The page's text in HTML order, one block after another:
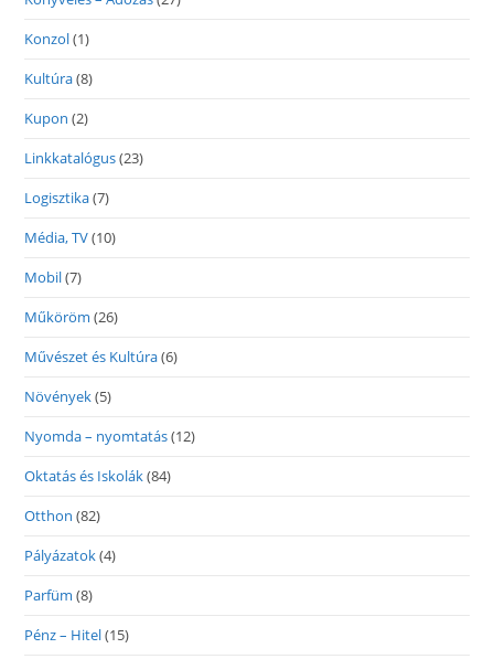
Konzol(1)
Kultúra(8)
Kupon (2)
Linkkatalógus(23)
Logisztika(7)
Média, TV(10)
Mobil(7)
Műköröm (26)
Művészet és Kultúra(6)
Növények(5)
Nyomda – nyomtatás(12)
Oktatás és Iskolák(84)
Otthon (82)
Pályázatok(4)
Parfüm (8)
Pénz – Hitel(15)